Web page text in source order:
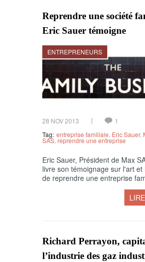
Reprendre une société
Eric Sauer témoigne
ENTREPRENEURS
28 NOV 2013
1
Tag: entreprise familiale Eric Sauer,
SAS reprendre une entreprise
Eric Sauer, Président de Max
livre son témoignage sur l'art
de reprendre une entreprise
Richard Perrayon,
l’industrie des gaz